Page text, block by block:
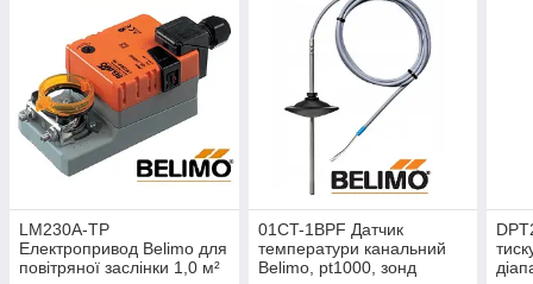
LM230A-TP
Електропривод Belimo для
повітряної заслінки 1,0 м²
01CT-1BPF Датчик
температури канальний
Belimo, pt1000, зонд